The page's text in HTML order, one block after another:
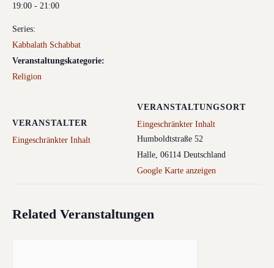
19:00 - 21:00
Series:
Kabbalath Schabbat
Veranstaltungskategorie:
Religion
VERANSTALTER
Eingeschränkter Inhalt
VERANSTALTUNGSORT
Eingeschränkter Inhalt
Humboldtstraße 52
Halle 06114 Deutschland
Google Karte anzeigen
Related Veranstaltungen